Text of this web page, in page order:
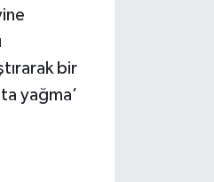
bir
yağma’